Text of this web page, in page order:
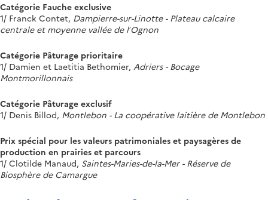
Catégorie Fauche exclusive
1/ Franck Contet, Dampierre-sur-Linotte - Plateau calcaire
centrale et moyenne vallée de l’Ognon
Catégorie Pâturage prioritaire
1/ Damien et Laetitia Bethomier, Adriers - Bocage
Montmorillonnais
Catégorie Pâturage exclusif
1/ Denis Billod, Montlebon - La coopérative laitière de Montlebon
Prix spécial pour les valeurs patrimoniales et paysagères de
production en prairies et parcours
1/ Clotilde Manaud, Saintes-Maries-de-la-Mer - Réserve de
Biosphère de Camargue